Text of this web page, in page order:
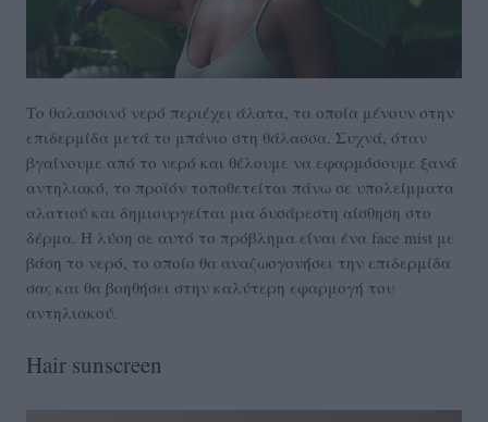
Το θαλασσινό νερό περιέχει άλατα, τα οποία μένουν στην
επιδερμίδα μετά το μπάνιο στη θάλασσα. Συχνά, όταν
βγαίνουμε από το νερό και θέλουμε να εφαρμόσουμε ξανά
αντηλιακό, το προϊόν τοποθετείται πάνω σε υπολείμματα
αλατιού και δημιουργείται μια δυσάρεστη αίσθηση στο
δέρμα. Η λύση σε αυτό το πρόβλημα είναι ένα face mist με
βάση το νερό, το οποίο θα αναζωογονήσει την επιδερμίδα
σας και θα βοηθήσει στην καλύτερη εφαρμογή του
αντηλιακού.
Hair sunscreen